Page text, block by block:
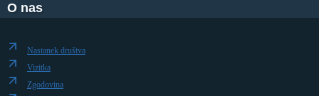
O nas
Nastanek društva
Vizitka
Zgodovina